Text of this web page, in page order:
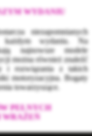
WYDANIU
niezapomnianych
każdym wydaniu. Na
najnowsze modele
można również znaleźć
i rozwiązania z takich
motoryzacyjna. Bogaty
towarzyszące.
PEŁNYCH
WRAŻEŃ